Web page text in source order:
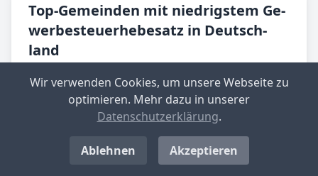
Top-­Ge­mein­den mit nied­rig­stem Ge­
wer­be­steu­er­he­be­satz in Deutsch­
land
Langenwolschendorf
Aktueller Hebesatz: 200 %
Standort-Informationen aufrufen
Großbockedra
Wir verwenden Cookies, um unsere Webseite zu
optimieren. Mehr dazu in unserer
Datenschutzerklärung.
Ablehnen Akzeptieren